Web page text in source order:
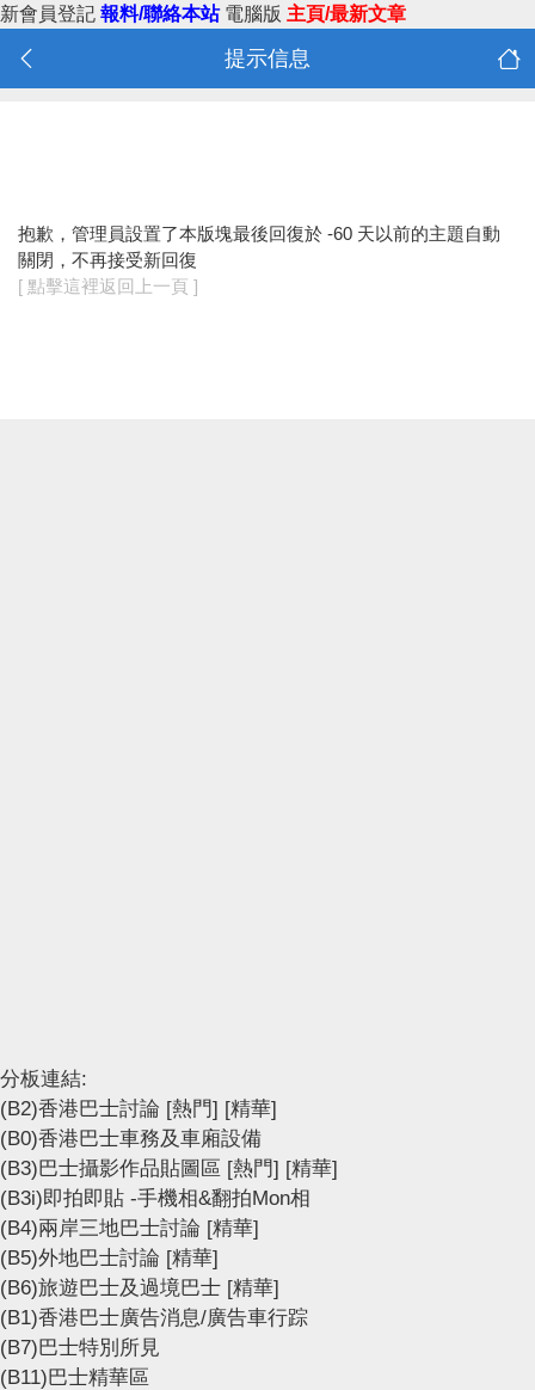
新會員登記 報料/聯絡本站 電腦版 主頁/最新文章
提示信息
抱歉，管理員設置了本版塊最後回復於 -60 天以前的主題自動
關閉，不再接受新回復
[ 點擊這裡返回上一頁 ]
分板連結:
(B2)香港巴士討論 [熱門] [精華]
(B0)香港巴士車務及車廂設備
(B3)巴士攝影作品貼圖區 [熱門] [精華]
(B3i)即拍即貼 -手機相&翻拍Mon相
(B4)兩岸三地巴士討論 [精華]
(B5)外地巴士討論 [精華]
(B6)旅遊巴士及過境巴士 [精華]
(B1)香港巴士廣告消息/廣告車行踪
(B7)巴士特別所見
(B11)巴士精華區